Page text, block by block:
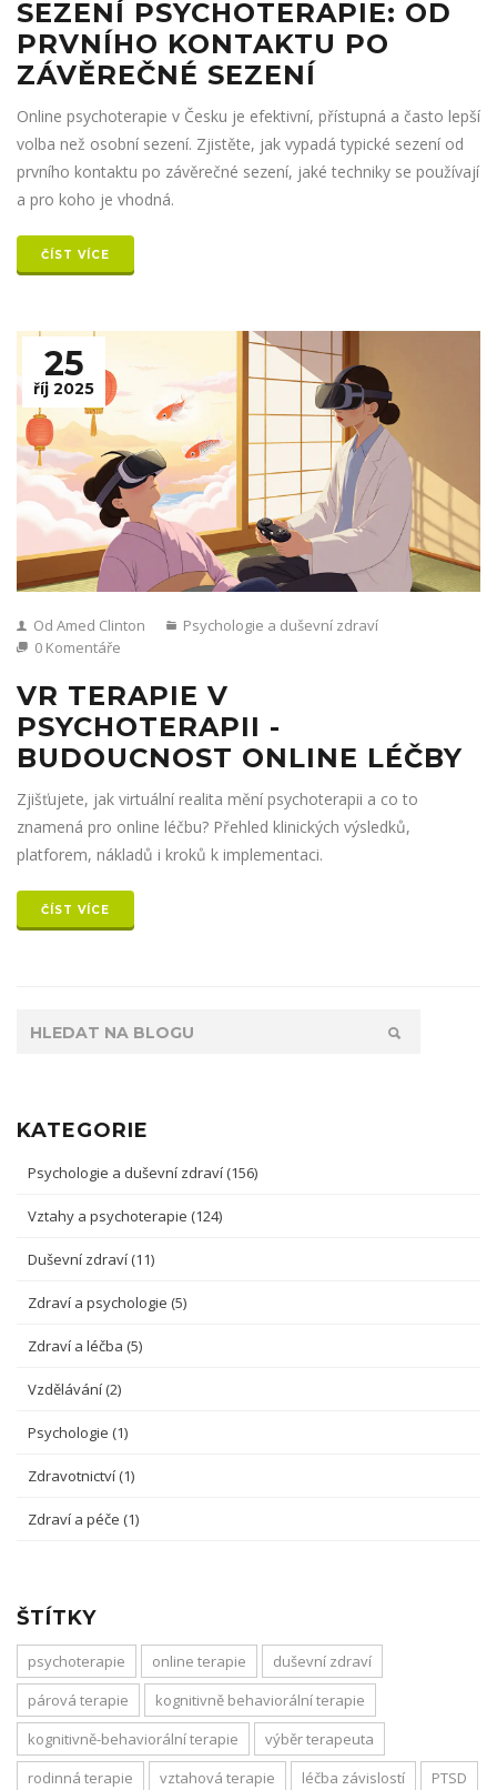
SEZENÍ PSYCHOTERAPIE: OD
PRVNÍHO KONTAKTU PO
ZÁVĚREČNÉ SEZENÍ
Online psychoterapie v Česku je efektivní, přístupná a často lepší
volba než osobní sezení. Zjistěte, jak vypadá typické sezení od
prvního kontaktu po závěrečné sezení, jaké techniky se používají
a pro koho je vhodná.
ČÍST VÍCE
25
říj 2025
Od Amed Clinton
Psychologie a duševní zdraví
0 Komentáře
VR TERAPIE V
PSYCHOTERAPII -
BUDOUCNOST ONLINE LÉČBY
Zjišťujete, jak virtuální realita mění psychoterapii a co to
znamená pro online léčbu? Přehled klinických výsledků,
platforem, nákladů i kroků k implementaci.
ČÍST VÍCE
KATEGORIE
Psychologie a duševní zdraví (156)
Vztahy a psychoterapie (124)
Duševní zdraví (11)
Zdraví a psychologie (5)
Zdraví a léčba (5)
Vzdělávání (2)
Psychologie (1)
Zdravotnictví (1)
Zdraví a péče (1)
ŠTÍTKY
psychoterapie online terapie
duševní zdraví
párová terapie
kognitivně behaviorální terapie
kognitivně-behaviorální terapie
výběr terapeuta
rodinná terapie
vztahová terapie léčba závislostí
PTSD